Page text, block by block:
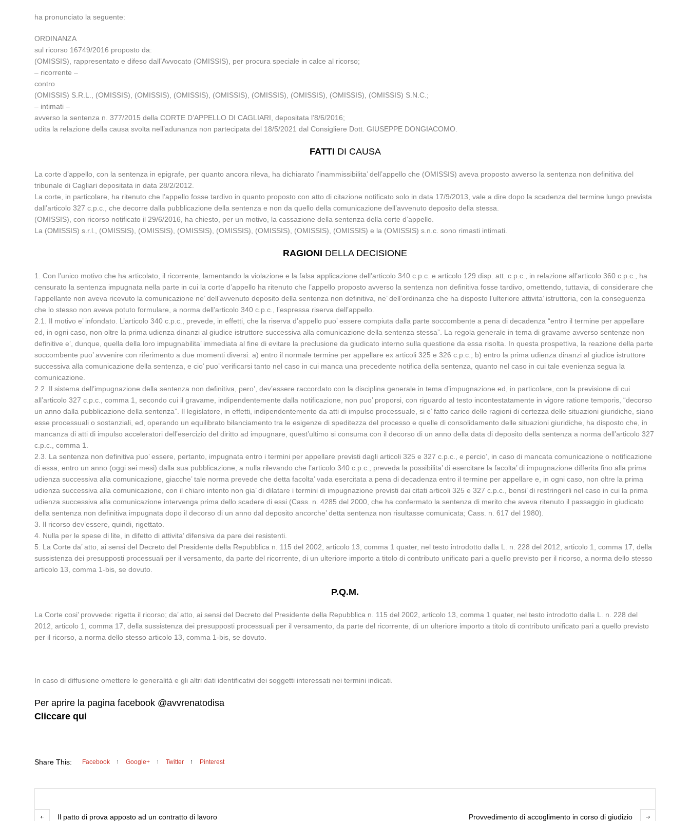
ha pronunciato la seguente:
ORDINANZA
sul ricorso 16749/2016 proposto da:
(OMISSIS), rappresentato e difeso dall’Avvocato (OMISSIS), per procura speciale in calce al ricorso;
– ricorrente –
contro
(OMISSIS) S.R.L., (OMISSIS), (OMISSIS), (OMISSIS), (OMISSIS), (OMISSIS), (OMISSIS), (OMISSIS), (OMISSIS) S.N.C.;
– intimati –
avverso la sentenza n. 377/2015 della CORTE D’APPELLO DI CAGLIARI, depositata l’8/6/2016;
udita la relazione della causa svolta nell’adunanza non partecipata del 18/5/2021 dal Consigliere Dott. GIUSEPPE DONGIACOMO.
FATTI DI CAUSA
La corte d’appello, con la sentenza in epigrafe, per quanto ancora rileva, ha dichiarato l’inammissibilita’ dell’appello che (OMISSIS) aveva proposto avverso la sentenza non definitiva del
tribunale di Cagliari depositata in data 28/2/2012.
La corte, in particolare, ha ritenuto che l’appello fosse tardivo in quanto proposto con atto di citazione notificato solo in data 17/9/2013, vale a dire dopo la scadenza del termine lungo prevista
dall’articolo 327 c.p.c., che decorre dalla pubblicazione della sentenza e non da quello della comunicazione dell’avvenuto deposito della stessa.
(OMISSIS), con ricorso notificato il 29/6/2016, ha chiesto, per un motivo, la cassazione della sentenza della corte d’appello.
La (OMISSIS) s.r.l., (OMISSIS), (OMISSIS), (OMISSIS), (OMISSIS), (OMISSIS), (OMISSIS), (OMISSIS) e la (OMISSIS) s.n.c. sono rimasti intimati.
RAGIONI DELLA DECISIONE
1. Con l’unico motivo che ha articolato, il ricorrente, lamentando la violazione e la falsa applicazione dell’articolo 340 c.p.c. e articolo 129 disp. att. c.p.c., in relazione all’articolo 360 c.p.c., ha
censurato la sentenza impugnata nella parte in cui la corte d’appello ha ritenuto che l’appello proposto avverso la sentenza non definitiva fosse tardivo, omettendo, tuttavia, di considerare che
l’appellante non aveva ricevuto la comunicazione ne’ dell’avvenuto deposito della sentenza non definitiva, ne’ dell’ordinanza che ha disposto l’ulteriore attivita’ istruttoria, con la conseguenza
che lo stesso non aveva potuto formulare, a norma dell’articolo 340 c.p.c., l’espressa riserva dell’appello.
2.1. Il motivo e’ infondato. L’articolo 340 c.p.c., prevede, in effetti, che la riserva d’appello puo’ essere compiuta dalla parte soccombente a pena di decadenza “entro il termine per appellare
ed, in ogni caso, non oltre la prima udienza dinanzi al giudice istruttore successiva alla comunicazione della sentenza stessa”. La regola generale in tema di gravame avverso sentenze non
definitive e’, dunque, quella della loro impugnabilita’ immediata al fine di evitare la preclusione da giudicato interno sulla questione da essa risolta. In questa prospettiva, la reazione della parte
soccombente puo’ avvenire con riferimento a due momenti diversi: a) entro il normale termine per appellare ex articoli 325 e 326 c.p.c.; b) entro la prima udienza dinanzi al giudice istruttore
successiva alla comunicazione della sentenza, e cio’ puo’ verificarsi tanto nel caso in cui manca una precedente notifica della sentenza, quanto nel caso in cui tale evenienza segua la
comunicazione.
2.2. Il sistema dell’impugnazione della sentenza non definitiva, pero’, dev’essere raccordato con la disciplina generale in tema d’impugnazione ed, in particolare, con la previsione di cui
all’articolo 327 c.p.c., comma 1, secondo cui il gravame, indipendentemente dalla notificazione, non puo’ proporsi, con riguardo al testo incontestatamente in vigore ratione temporis, “decorso
un anno dalla pubblicazione della sentenza”. Il legislatore, in effetti, indipendentemente da atti di impulso processuale, si e’ fatto carico delle ragioni di certezza delle situazioni giuridiche, siano
esse processuali o sostanziali, ed, operando un equilibrato bilanciamento tra le esigenze di speditezza del processo e quelle di consolidamento delle situazioni giuridiche, ha disposto che, in
mancanza di atti di impulso acceleratori dell’esercizio del diritto ad impugnare, quest’ultimo si consuma con il decorso di un anno della data di deposito della sentenza a norma dell’articolo 327
c.p.c., comma 1.
2.3. La sentenza non definitiva puo’ essere, pertanto, impugnata entro i termini per appellare previsti dagli articoli 325 e 327 c.p.c., e percio’, in caso di mancata comunicazione o notificazione
di essa, entro un anno (oggi sei mesi) dalla sua pubblicazione, a nulla rilevando che l’articolo 340 c.p.c., preveda la possibilita’ di esercitare la facolta’ di impugnazione differita fino alla prima
udienza successiva alla comunicazione, giacche’ tale norma prevede che detta facolta’ vada esercitata a pena di decadenza entro il termine per appellare e, in ogni caso, non oltre la prima
udienza successiva alla comunicazione, con il chiaro intento non gia’ di dilatare i termini di impugnazione previsti dai citati articoli 325 e 327 c.p.c., bensi’ di restringerli nel caso in cui la prima
udienza successiva alla comunicazione intervenga prima dello scadere di essi (Cass. n. 4285 del 2000, che ha confermato la sentenza di merito che aveva ritenuto il passaggio in giudicato
della sentenza non definitiva impugnata dopo il decorso di un anno dal deposito ancorche’ detta sentenza non risultasse comunicata; Cass. n. 617 del 1980).
3. Il ricorso dev’essere, quindi, rigettato.
4. Nulla per le spese di lite, in difetto di attivita’ difensiva da pare dei resistenti.
5. La Corte da’ atto, ai sensi del Decreto del Presidente della Repubblica n. 115 del 2002, articolo 13, comma 1 quater, nel testo introdotto dalla L. n. 228 del 2012, articolo 1, comma 17, della
sussistenza dei presupposti processuali per il versamento, da parte del ricorrente, di un ulteriore importo a titolo di contributo unificato pari a quello previsto per il ricorso, a norma dello stesso
articolo 13, comma 1-bis, se dovuto.
P.Q.M.
La Corte cosi’ provvede: rigetta il ricorso; da’ atto, ai sensi del Decreto del Presidente della Repubblica n. 115 del 2002, articolo 13, comma 1 quater, nel testo introdotto dalla L. n. 228 del
2012, articolo 1, comma 17, della sussistenza dei presupposti processuali per il versamento, da parte del ricorrente, di un ulteriore importo a titolo di contributo unificato pari a quello previsto
per il ricorso, a norma dello stesso articolo 13, comma 1-bis, se dovuto.
In caso di diffusione omettere le generalità e gli altri dati identificativi dei soggetti interessati nei termini indicati.
Per aprire la pagina facebook @avvrenatodisa
Cliccare qui
Share This: Facebook Google+ Twitter Pinterest
Provvedimento di accoglimento in corso di giudizio
Il patto di prova apposto ad un contratto di lavoro